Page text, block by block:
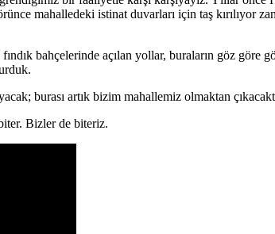
mahalledeki istinat duvarları için taş kırılıyor
bahçelerinde açılan yollar, buraların göz göre
burası artık bizim mahallemiz olmaktan
Bizler de biteriz.